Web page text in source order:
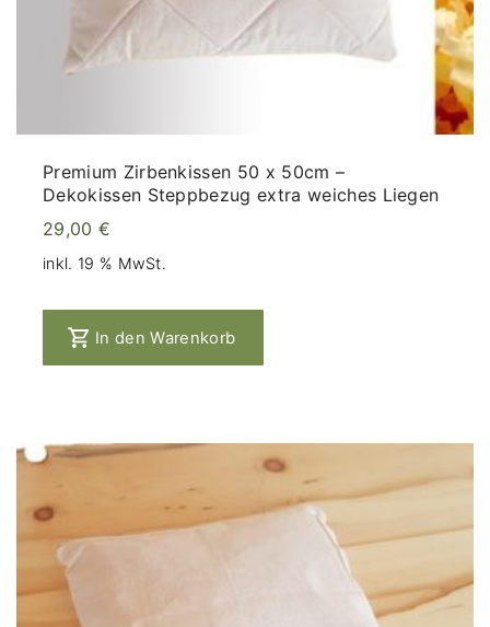
Premium Zirbenkissen 50 x 50cm –
Dekokissen Steppbezug extra weiches Liegen
29,00 €
inkl. 19 % MwSt.
In den Warenkorb